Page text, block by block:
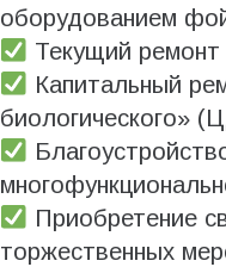
оборудованием
Текущий
Капитальный
биологического»
Приобретение
торжественных